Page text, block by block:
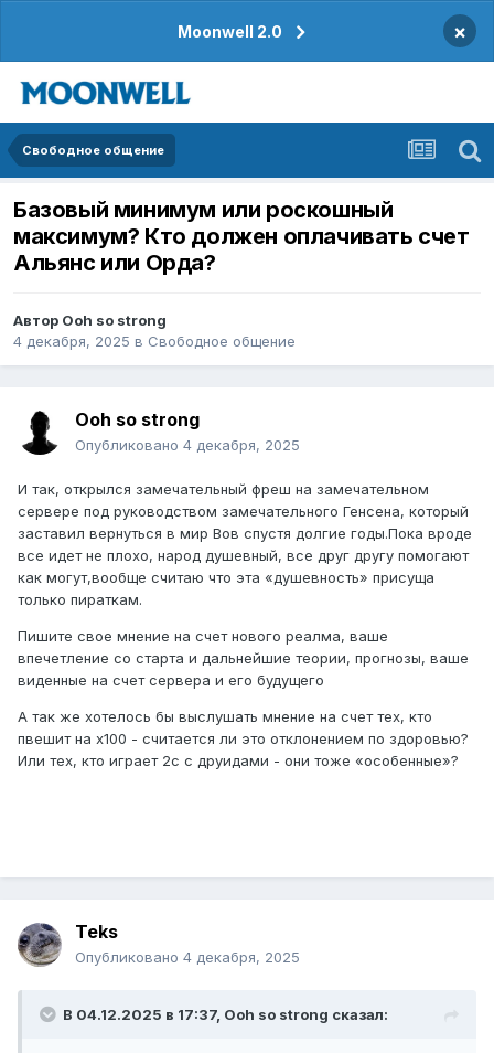
Moonwell 2.0 ×
Свободное общение
Базовый минимум или роскошный
максимум? Кто должен оплачивать счет
Альянс или Орда?
Автор Ooh so strong
4 декабря, 2025 в Свободное общение
Ooh so strong
Опубликовано 4 декабря, 2025
И так, открылся замечательный фреш на замечательном
сервере под руководством замечательного Генсена, который
заставил вернуться в мир Вов спустя долгие годы.Пока вроде
все идет не плохо, народ душевный, все друг другу помогают
как могут,вообще считаю что эта «душевность» присуща
только пираткам.
Пишите свое мнение на счет нового реалма, ваше
впечетление со старта и дальнейшие теории, прогнозы, ваше
виденные на счет сервера и его будущего
А так же хотелось бы выслушать мнение на счет тех, кто
пвешит на х100 - считается ли это отклонением по здоровью?
Или тех, кто играет 2с с друидами - они тоже «особенные»?
Teks
Опубликовано 4 декабря, 2025
В 04.12.2025 в 17:37, Ooh so strong сказал: